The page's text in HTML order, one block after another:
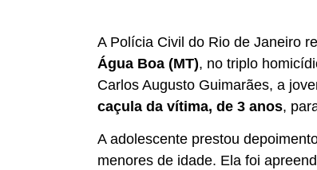
A Polícia Civil do Rio de Janeiro
Água Boa (MT), no triplo
Carlos Augusto Guimarães, a
caçula da vítima, de 3 anos,
A adolescente prestou
menores de idade. Ela foi